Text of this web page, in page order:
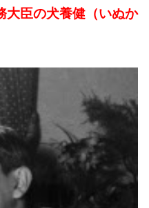
大臣の犬養健（いぬか